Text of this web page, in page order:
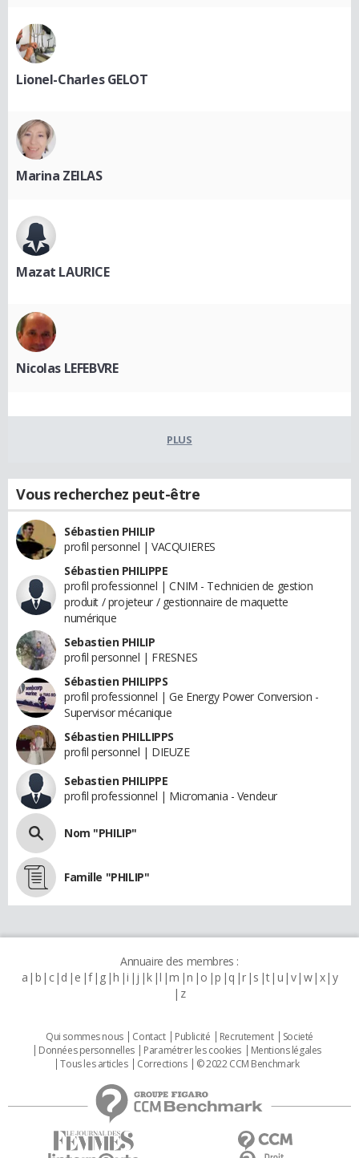
Lionel-Charles GELOT
Marina ZEILAS
Mazat LAURICE
Nicolas LEFEBVRE
PLUS
Vous recherchez peut-être
Sébastien PHILIP
profil personnel | VACQUIERES
Sébastien PHILIPPE
profil professionnel | CNIM - Technicien de gestion
produit / projeteur / gestionnaire de maquette
numérique
Sebastien PHILIP
profil personnel | FRESNES
Sébastien PHILIPPS
profil professionnel | Ge Energy Power Conversion -
Supervisor mécanique
Sébastien PHILLIPPS
profil personnel | DIEUZE
Sebastien PHILIPPE
profil professionnel | Micromania - Vendeur
Nom "PHILIP"
Famille "PHILIP"
Annuaire des membres :
a b c d e f g h i j k l m n o p q r s t u v w x y
z
Qui sommes nous Contact Publicité Recrutement
Societé
Données personnelles
Paramétrer les cookies
Mentions légales
Tous les articles
Corrections © 2022 CCM Benchmark